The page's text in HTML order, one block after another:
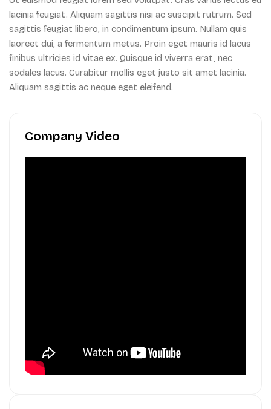
lacinia feugiat. Aliquam sagittis nisi ac suscipit rutrum. Sed
sagittis feugiat libero, in condimentum ipsum. Nullam quis
laoreet dui, a fermentum metus. Proin eget mauris id lacus
finibus ultricies id vitae ex. Quisque id viverra erat, nec
sodales lacus. Curabitur mollis eget justo sit amet lacinia.
Aliquam sagittis ac neque eget eleifend.
Company Video